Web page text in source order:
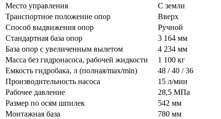
Место управления
С земли
Транспортное положение опор
Вверх
Способ выдвижения опор
Ручной
Стандартная база опор
3 164 мм
База опор с увеличенным вылетом
4 234 мм
Масса без гидронасоса, рабочей жидкости
1 100 кг
Емкость гидробака, л (полная/max/min)
48 / 40 / 36
Производительность насоса
15 л/мин
Рабочее давление
28,5 МПа
Размер по осям шпилек
542 мм
Монтажная база
780 мм